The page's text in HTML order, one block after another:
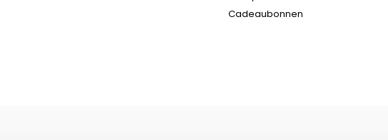
Cadeaubonnen